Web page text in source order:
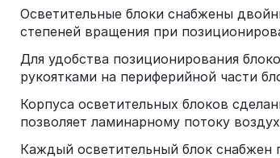
Осветительные блоки снабжены
степеней вращения при
Для удобства позиционирования
рукоятками на периферийной части
Корпуса осветительных блоков
позволяет ламинарному потоку
Каждый осветительный блок снабжен